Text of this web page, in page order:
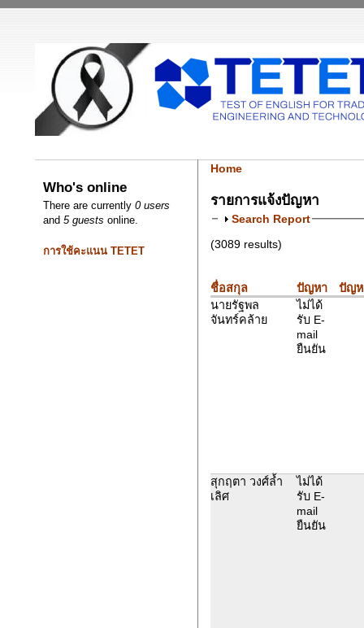
Who's online
There are currently0 users
and5 guests online.
การใช้คะแนน TETET
Home
รายการแจ้งปัญหา
Search Report
(3089 results)
ชื่อสกุล ปัญหา
ปัญห
นายรัฐพล
จันทร์คล้าย
ไม่ได้
รับ E-
mail
ยืนยัน
สุกฤตา วงศ์ล้ำ
เลิศ
ไม่ได้
รับ E-
mail
ยืนยัน